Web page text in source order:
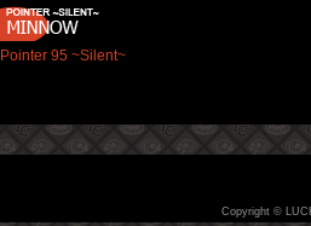
Pointer 95 ~Silent~
Copyright ©